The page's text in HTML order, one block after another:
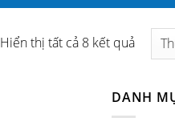
Hiển thị tất cả 8 kết quả
DANH